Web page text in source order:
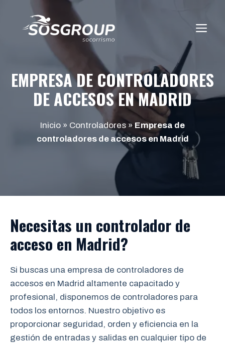
contenido
EMPRESA DE CONTROLADORES
DE ACCESOS EN MADRID
Inicio » Controladores » Empresa de
controladores de accesos en Madrid
Necesitas un controlador de
acceso en Madrid?
Si buscas una empresa de controladores de
accesos en Madrid altamente capacitado y
profesional, disponemos de controladores para
todos los entornos. Nuestro objetivo es
proporcionar seguridad, orden y eficiencia en la
gestión de entradas y salidas en cualquier tipo de